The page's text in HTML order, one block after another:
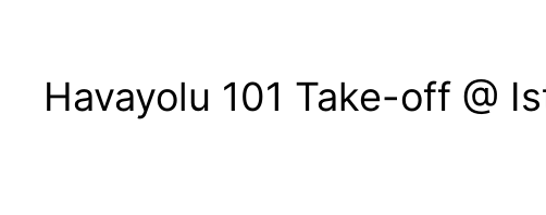
Havayolu 101 Take-off @